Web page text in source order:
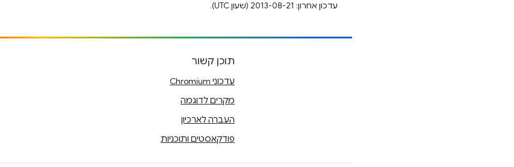
עדכון אחרון: 2013-08-21 (שעון UTC).
תוכן קשור
עדכוני Chromium
מקרים לדוגמה
העברה לארכיון
פודקאסטים ותוכניות